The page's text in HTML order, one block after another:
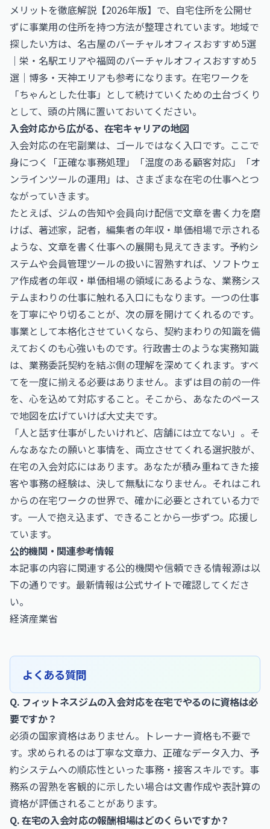
メリットを徹底解説【2026年版】 で、自宅住所を公開せ
ずに事業用の住所を持つ方法が整理されています。地域で
探したい方は、 名古屋のバーチャルオフィスおすすめ5選
｜栄・名駅エリアや福岡のバーチャルオフィスおすすめ5
選｜博多・天神エリアも参考になります。在宅ワークを
「ちゃんとした仕事」として続けていくための土台づくり
として、頭の片隅に置いておいてください。
入会対応から広がる、在宅キャリアの地図
入会対応の在宅副業は、ゴールではなく入口です。ここで
身につく「正確な事務処理」「温度のある顧客対応」「オ
ンラインツールの運用」は、さまざまな在宅の仕事へとつ
ながっていきます。
たとえば、ジムの告知や会員向け配信で文章を書く力を磨
けば、 著述家，記者，編集者の年収・単価相場で示される
ような、文章を書く仕事への展開も見えてきます。予約シ
ステムや会員管理ツールの扱いに習熟すれば、 ソフトウェ
ア作成者の年収・単価相場の領域にあるような、業務シス
テムまわりの仕事に触れる入口にもなります。一つの仕事
を丁寧にやり切ることが、次の扉を開けてくれるのです。
事業として本格化させていくなら、契約まわりの知識を備
えておくのも心強いものです。 行政書士のような実務知識
は、業務委託契約を結ぶ側の理解を深めてくれます。すべ
てを一度に揃える必要はありません。まずは目の前の一件
を、心を込めて対応すること。そこから、あなたのペース
で地図を広げていけば大丈夫です。
「人と話す仕事がしたいけれど、店舗には立てない」。そ
んなあなたの願いと事情を、両立させてくれる選択肢が、
在宅の入会対応にはあります。あなたが積み重ねてきた接
客や事務の経験は、決して無駄になりません。それはこれ
からの在宅ワークの世界で、確かに必要とされている力で
す。一人で抱え込まず、できることから一歩ずつ。応援し
ています。
公的機関・関連参考情報
本記事の内容に関連する公的機関や信頼できる情報源は以
下の通りです。最新情報は公式サイトで確認してくださ
い。
経済産業省
よくある質問
Q. フィットネスジムの入会対応を在宅でやるのに資格は必
要ですか？
必須の国家資格はありません。トレーナー資格も不要で
す。求められるのは丁寧な文章力、正確なデータ入力、予
約システムへの順応性といった事務・接客スキルです。事
務系の習熟を客観的に示したい場合は文書作成や表計算の
資格が評価されることがあります。
Q. 在宅の入会対応の報酬相場はどのくらいですか？